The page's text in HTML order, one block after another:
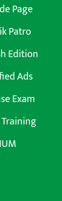
Page
Patro
Edition
Ads
Exam
र
फाल्गुन २०७७, बिहीबार